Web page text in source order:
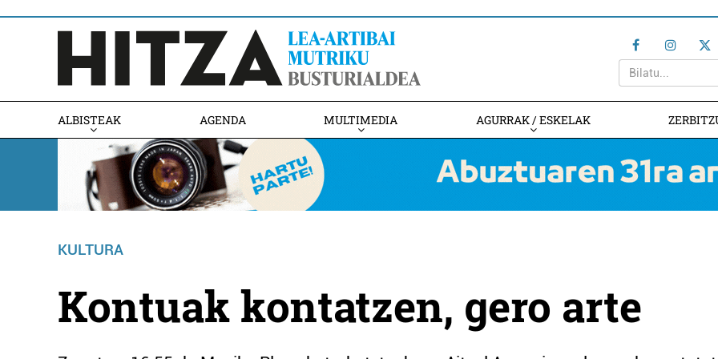
ALBISTEAK AGENDA MULTIMEDIA AGURRAK / ESKELAK
KULTURA
Kontuak kontatzen, gero arte